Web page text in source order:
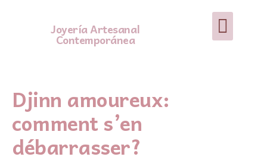
Joyería Artesanal
Contemporánea
Djinn amoureux:
comment s’en
débarrasser?